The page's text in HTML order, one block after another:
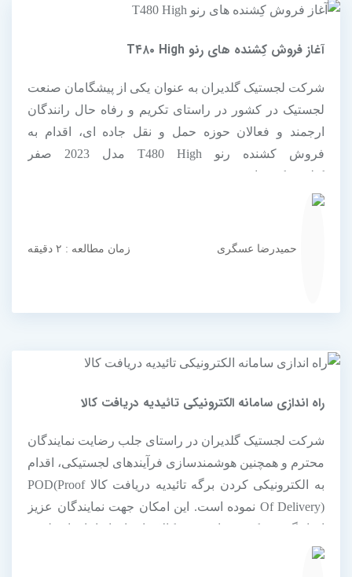
آغاز فروش کِشنده های رنو T۴۸۰ High
شرکت لجستیک گلدیران به عنوان یکی از پیشگامان صنعت
لجستیک در کشور در راستای تکریم و رفاه حال رانندگان
ارجمند و فعالان حوزه حمل و نقل جاده ای، اقدام به
فروش کشنده رنو T480 High مدل 2023 صفر
کیلومترکرده است.
حمیدرضا عسگری زمان مطالعه : ۲ دقیقه
راه اندازی سامانه الکترونیکی تائیدیه دریافت کالا
شرکت لجستیک گلدیران در راستای جلب رضایت نمایندگان
محترم و همچنین هوشمندسازی فرآیندهای لجستیکی، اقدام
به الکترونیکی کردن برگه تائیدیه دریافت کالا POD(Proof
Of Delivery) نموده است. این امکان جهت نمایندگان عزیز
ایجاد گردیده که پس از خروج کالای ایشان از انبار، از طریق
لینک پیامک شده می توانند جزئیات کالاهای ارسالی را به